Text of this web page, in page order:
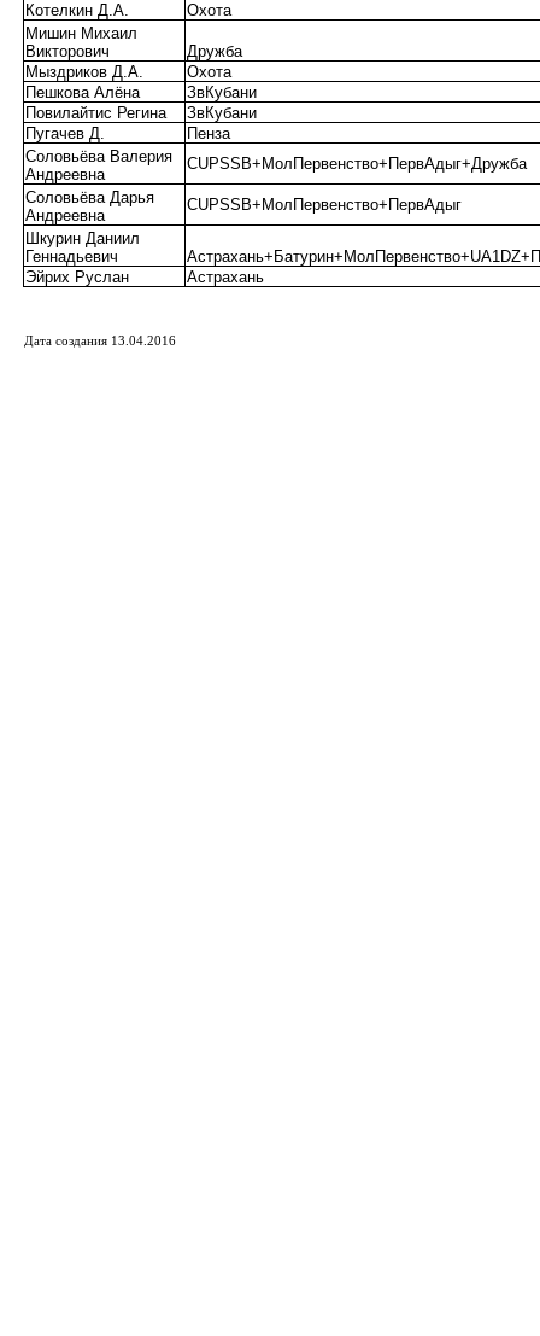
Котелкин Д.А.
Охота
Мишин Михаил
Викторович
Дружба
Мыздриков Д.А.
Охота
Пешкова Алёна
ЗвКубани
Повилайтис Регина
ЗвКубани
Пугачев Д.
Пенза
Соловьёва Валерия
Андреевна
CUPSSB+МолПервенство+ПервАдыг+Дружба
Соловьёва Дарья
Андреевна
CUPSSB+МолПервенство+ПервАдыг
Шкурин Даниил
Геннадьевич
Эйрих Руслан
Астрахань
Дата создания 13.04.2016